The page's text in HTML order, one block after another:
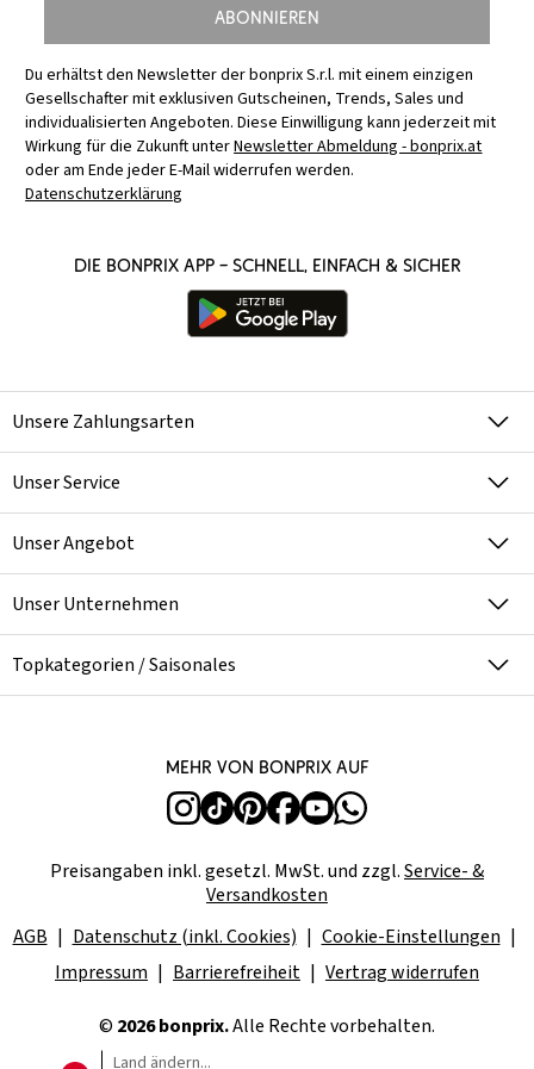
Abonnieren
Du erhältst den Newsletter der bonprix S.r.l. mit einem einzigen
Gesellschafter mit exklusiven Gutscheinen, Trends, Sales und
individualisierten Angeboten. Diese Einwilligung kann jederzeit mit
Wirkung für die Zukunft unterNewsletter Abmeldung - bonprix.at
oder am Ende jeder E-Mail widerrufen werden.
Datenschutzerklärung
Die bonprix App – schnell, einfach & sicher
Unsere Zahlungsarten
Unser Service
Unser Angebot
Unser Unternehmen
Topkategorien / Saisonales
Mehr von bonprix auf
Preisangaben inkl. gesetzl. MwSt. und zzgl.Service- &
Versandkosten
AGB
Datenschutz (inkl. Cookies)
Cookie-Einstellungen
Impressum
Barrierefreiheit Vertrag widerrufen
© 2026 bonprix.Alle Rechte vorbehalten.
Land ändern...